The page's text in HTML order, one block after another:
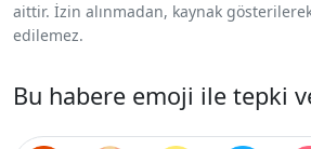
aittir. İzin alınmadan, kaynak
edilemez.
Bu habere emoji ile tepki